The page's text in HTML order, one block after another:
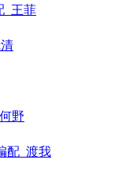
_王菲
野
配_渡我